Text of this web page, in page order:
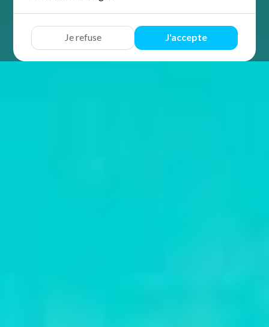
Je refuse J'accepte